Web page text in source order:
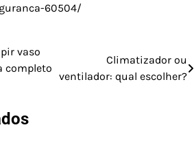
60504/
Navegação
vaso
completo
Climatizador ou
ventilador: qual escolher?